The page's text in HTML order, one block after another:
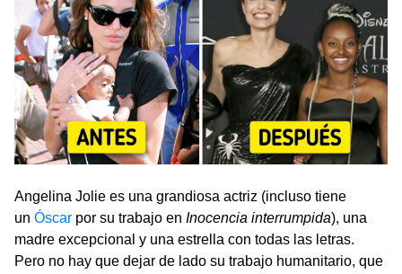
Angelina Jolie es una grandiosa actriz (incluso tiene
un Óscar por su trabajo en Inocencia interrumpida), una
madre excepcional y una estrella con todas las letras.
Pero no hay que dejar de lado su trabajo humanitario, que